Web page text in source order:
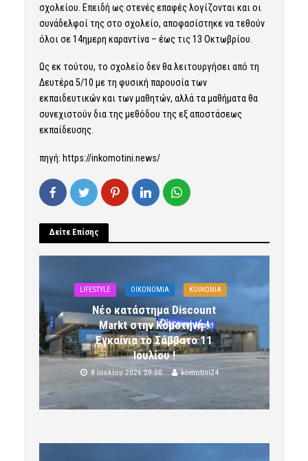
σχολείου. Επειδή ως στενές επαφές λογίζονται και οι
συνάδελφοί της στο σχολείο, αποφασίστηκε να τεθούν
όλοι σε 14ημερη καραντίνα – έως τις 13 Οκτωβρίου.
Ως εκ τούτου, το σχολείο δεν θα λειτουργήσει από τη
Δευτέρα 5/10 με τη φυσική παρουσία των
εκπαιδευτικών και των μαθητών, αλλά τα μαθήματα θα
συνεχιστούν δια της μεθόδου της εξ αποστάσεως
εκπαίδευσης.
πηγή: https://inkomotini.news/
Δείτε Επίσης
LIFESTYLE OIKONOMIA ΚΟΙΝΩΝΙΑ
Νέο κατάστημα Discount
Markt στην Κομοτηνή !
Εγκαίνια το Σάββατο 11
Ιουλίου !
8 Ιουλίου 2026 20:00 komotini24